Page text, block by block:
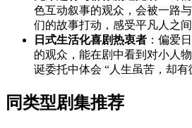
色互动叙事的观众，会被一路
们的故事打动，感受平凡人之间
日式生活化喜剧热衷者 ：偏爱
的观众，能在剧中看到对小人
诞委托中体会 “人生虽苦，却有
同类型剧集推荐